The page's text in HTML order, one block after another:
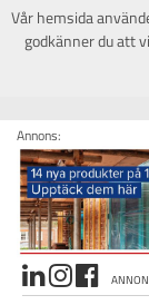
Annons:
Vår hemsida
godkänner du att